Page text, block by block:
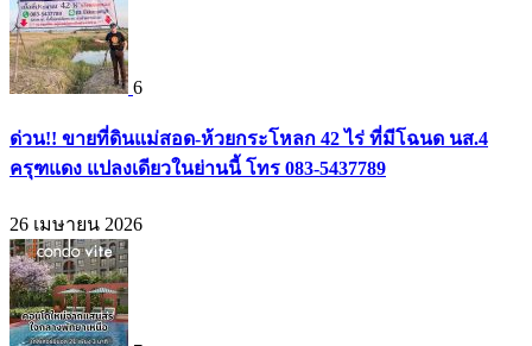
6
ด่วน!! ขายที่ดินแม่สอด-ห้วยกระโหลก 42 ไร่ ที่มีโฉนด นส.4
ครุฑแดง แปลงเดียวในย่านนี้ โทร 083-5437789
26 เมษายน 2026